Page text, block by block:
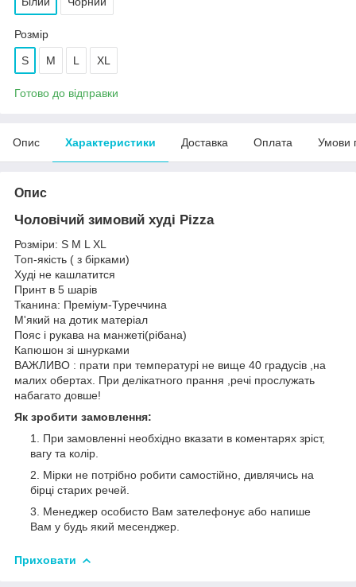
Розмір
S M L XL
Готово до відправки
Опис Характеристики Доставка Оплата Умови
Опис
Чоловічий зимовий худі Pizza
Розміри: S M L XL
Топ-якість ( з бірками)
Худі не кашлатится
Принт в 5 шарів
Тканина: Преміум-Туреччина
М'який на дотик матеріал
Пояс і рукава на манжеті(рібана)
Капюшон зі шнурками
ВАЖЛИВО : прати при температурі не вище 40 градусів ,на
малих обертах. При делікатного прання ,речі прослужать
набагато довше!
Як зробити замовлення:
При замовленні необхідно вказати в коментарях зріст,
вагу та колір.
Мірки не потрібно робити самостійно, дивлячись на
бірці старих речей.
Менеджер особисто Вам зателефонує або напише
Вам у будь який месенджер.
Приховати